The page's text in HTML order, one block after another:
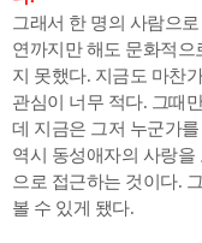
그래서 한 명의 사람으
연까지만 해도 문화적
지 못했다. 지금도 마찬
관심이 너무 적다. 그때
데 지금은 그저 누군가
역시 동성애자의 사랑을
으로 접근하는 것이다.
볼 수 있게 됐다.